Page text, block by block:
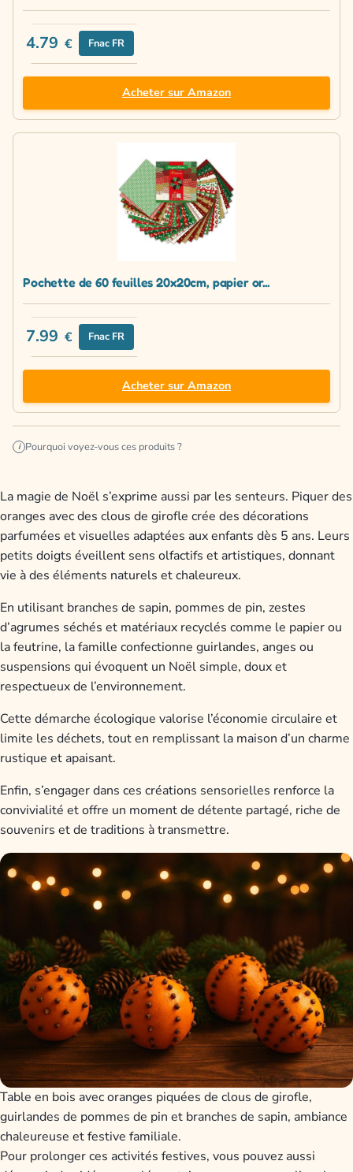
4.79 € Fnac FR
Acheter sur Amazon
Pochette de 60 feuilles 20x20cm, papier or...
7.99 € Fnac FR
Acheter sur Amazon
i Pourquoi voyez-vous ces produits ?
La magie de Noël s’exprime aussi par les senteurs. Piquer des
oranges avec des clous de girofle crée des décorations
parfumées et visuelles adaptées aux enfants dès 5 ans. Leurs
petits doigts éveillent sens olfactifs et artistiques, donnant
vie à des éléments naturels et chaleureux.
En utilisant branches de sapin, pommes de pin, zestes
d’agrumes séchés et matériaux recyclés comme le papier ou
la feutrine, la famille confectionne guirlandes, anges ou
suspensions qui évoquent un Noël simple, doux et
respectueux de l’environnement.
Cette démarche écologique valorise l’économie circulaire et
limite les déchets, tout en remplissant la maison d’un charme
rustique et apaisant.
Enfin, s’engager dans ces créations sensorielles renforce la
convivialité et offre un moment de détente partagé, riche de
souvenirs et de traditions à transmettre.
Table en bois avec oranges piquées de clous de girofle,
guirlandes de pommes de pin et branches de sapin, ambiance
chaleureuse et festive familiale.
Pour prolonger ces activités festives, vous pouvez aussi